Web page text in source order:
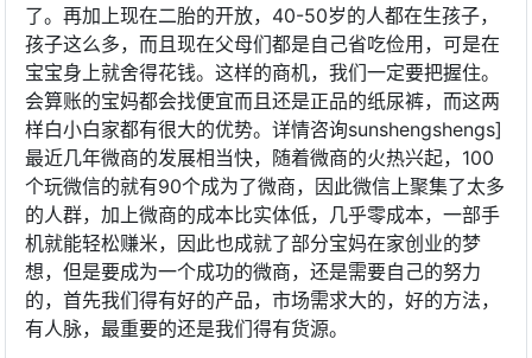
了。再加上现在二胎的开放，40-50岁的人都在生孩子，
孩子这么多，而且现在父母们都是自己省吃俭用，可是在
宝宝身上就舍得花钱。这样的商机，我们一定要把握住。
会算账的宝妈都会找便宜而且还是正品的纸尿裤，而这两
样白小白家都有很大的优势。详情咨询sunshengshengs]
最近几年微商的发展相当快，随着微商的火热兴起，100
个玩微信的就有90个成为了微商，因此微信上聚集了太多
的人群，加上微商的成本比实体低，几乎零成本，一部手
机就能轻松赚米，因此也成就了部分宝妈在家创业的梦
想，但是要成为一个成功的微商，还是需要自己的努力
的，首先我们得有好的产品，市场需求大的，好的方法，
有人脉，最重要的还是我们得有货源。